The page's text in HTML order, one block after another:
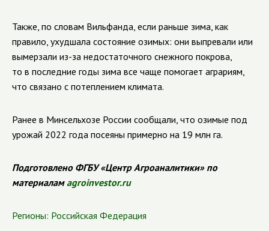
Также, по словам Вильфанда, если раньше зима, как
правило, ухудшала состояние озимых: они выпревали или
вымерзали из-за недостаточного снежного покрова,
то в последние годы зима все чаще помогает аграриям,
что связано с потеплением климата.
Ранее в Минсельхозе России сообщали, что озимые под
урожай 2022 года посеяны примерно на 19 млн га.
Подготовлено ФГБУ «Центр Агроаналитики» по
материаламagroinvestor.ru
Регионы: Российская Федерация